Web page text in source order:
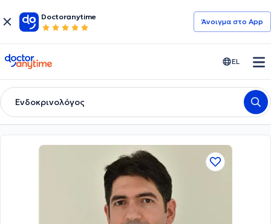
Doctoranytime
Άνοιγμα στο App
doctoranytime EL
Ενδοκρινολόγος